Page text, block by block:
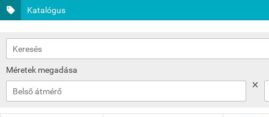
Katalógus
Méretek megadása